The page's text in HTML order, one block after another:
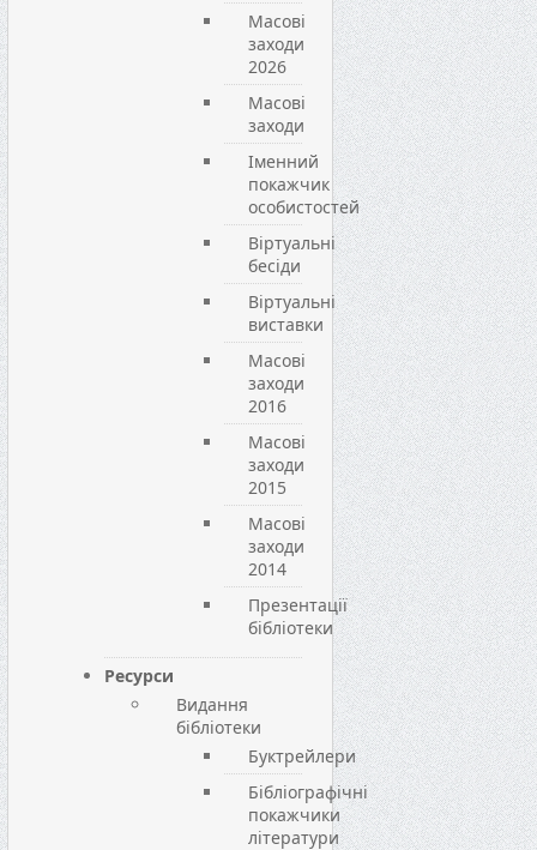
Масові
заходи
2026
Масові
заходи
Іменний
покажчик
особистостей
Віртуальні
бесіди
Віртуальні
виставки
Масові
заходи
2016
Масові
заходи
2015
Масові
заходи
2014
Презентації
бібліотеки
Ресурси
Видання
бібліотеки
Буктрейлери
Бібліографічні
покажчики
літератури